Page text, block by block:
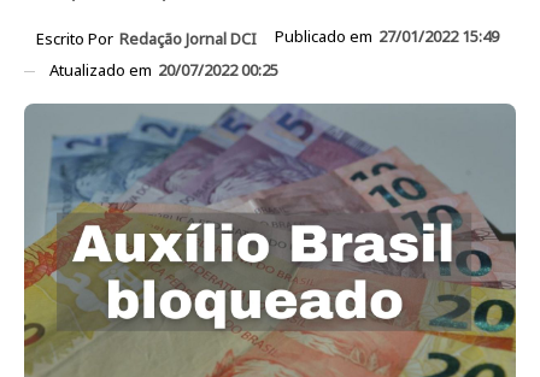
Escrito Por Redação Jornal DCI Publicado em 27/01/2022 15:49
Atualizado em 20/07/2022 00:25